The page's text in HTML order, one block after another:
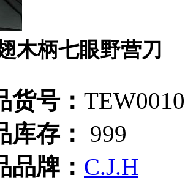
木柄七眼野营刀
货号：
库存：
999
品牌： C.J.H